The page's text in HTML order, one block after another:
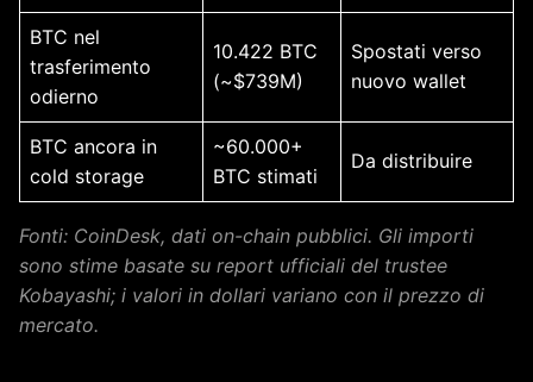
BTC nel
trasferimento
odierno
10.422 BTC
(~$739M)
Spostati verso
nuovo wallet
BTC ancora in
cold storage
~60.000+
BTC stimati
Da distribuire
Fonti: CoinDesk, dati on-chain pubblici. Gli importi
sono stime basate su report ufficiali del trustee
Kobayashi; i valori in dollari variano con il prezzo di
mercato.